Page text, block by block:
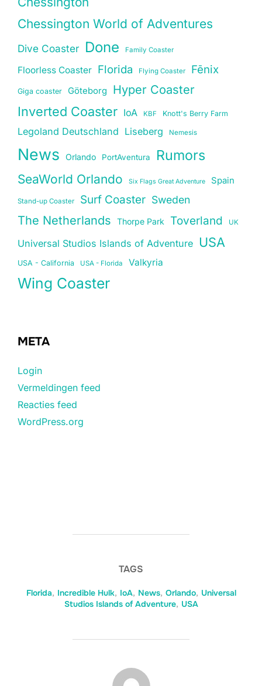
Chessington World of Adventures
Dive Coaster Done Family Coaster
Floorless Coaster Florida Flying Coaster Fēnix
Giga coaster Göteborg Hyper Coaster
Inverted Coaster IoA KBF Knott's Berry Farm
Legoland Deutschland Liseberg Nemesis
News Orlando PortAventura Rumors
SeaWorld Orlando Six Flags Great Adventure Spain
Stand-up Coaster Surf Coaster Sweden
The Netherlands Thorpe Park Toverland UK
Universal Studios Islands of Adventure USA
USA - California USA - Florida Valkyria
Wing Coaster
META
Login
Vermeldingen feed
Reacties feed
WordPress.org
TAGS
Florida, Incredible Hulk, IoA, News, Orlando, Universal
Studios Islands of Adventure, USA
BERICHTAUTEUR